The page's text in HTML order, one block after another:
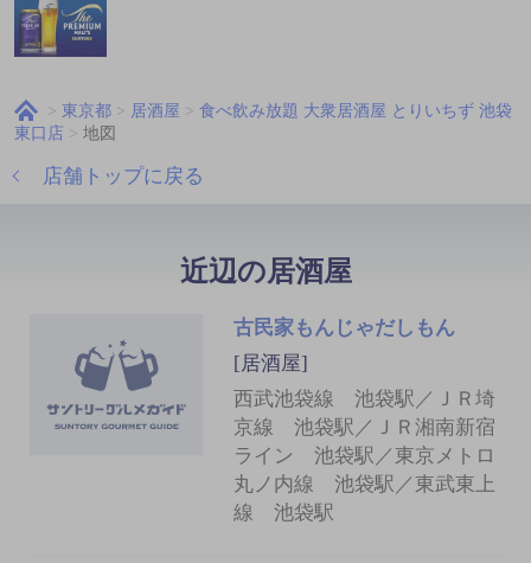
東京都 居酒屋
食べ飲み放題 大衆居酒屋 とりいちず 池袋
東口店
地図
店舗トップに戻る
近辺の居酒屋
古民家もんじゃだしもん
[居酒屋]
西武池袋線 池袋駅／ＪＲ埼
京線 池袋駅／ＪＲ湘南新宿
ライン 池袋駅／東京メトロ
丸ノ内線 池袋駅／東武東上
線 池袋駅